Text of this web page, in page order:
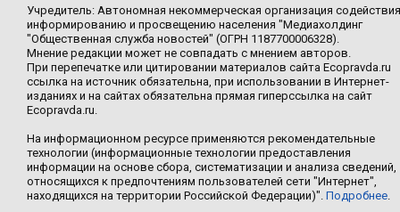
Учредитель: Автономная некоммерческая организация содействия
информированию и просвещению населения "Медиахолдинг
"Общественная служба новостей" (ОГРН 1187700006328).
Мнение редакции может не совпадать с мнением авторов.
При перепечатке или цитировании материалов сайта Ecopravda.ru
ссылка на источник обязательна, при использовании в Интернет-
изданиях и на сайтах обязательна прямая гиперссылка на сайт
Ecopravda.ru.
На информационном ресурсе применяются рекомендательные
технологии (информационные технологии предоставления
информации на основе сбора, систематизации и анализа сведений,
относящихся к предпочтениям пользователей сети "Интернет",
находящихся на территории Российской Федерации)". Подробнее